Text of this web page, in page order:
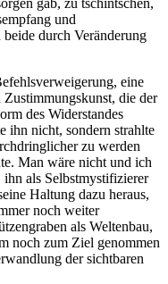
gab, zu tschintschen,
und
durch Veränderung
eine
Zustimmungskunst, die der
des Widerstandes
ihn nicht, sondern strahlte
zu werden
Man wäre nicht und ich
als Selbstmystifizierer
Haltung dazu heraus,
noch weiter
als Weltenbau,
noch zum Ziel genommen
der sichtbaren